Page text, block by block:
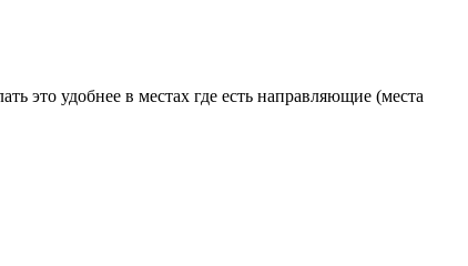
это удобнее в местах где есть направляющие (места